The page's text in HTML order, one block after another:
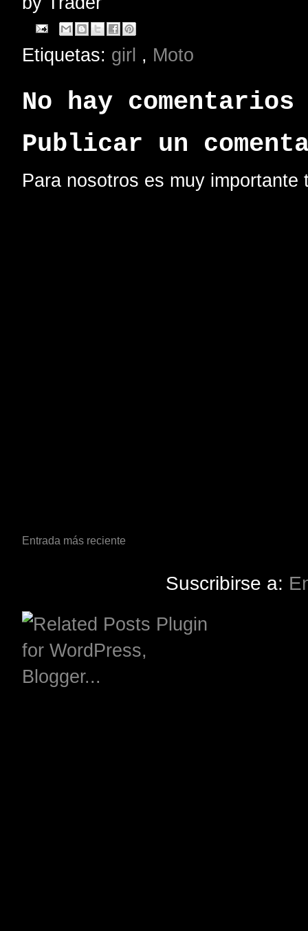
Etiquetas: girl , Moto
No hay
Publicar un
Para nosotros es muy
Entrada más reciente
Suscribirse a: